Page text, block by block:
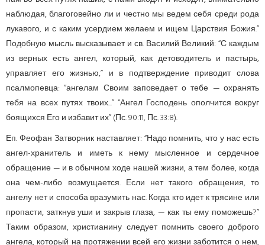
наблюдая, благоговейно ли и честно мы ведем себя среди рода
лукавого, и с каким усердием желаем и ищем Царствия Божия.”
Подобную мысль высказывает и св. Василий Великий: “С каждым
из верных есть ангел, который, как детоводитель и пастырь,
управляет его жизнью,” и в подтверждение приводит слова
псалмопевца: “ангелам Своим заповедает о тебе — охранять
тебя на всех путях твоих...” “Ангел Господень ополчится вокруг
боящихся Его и избавит их” (Пс. 90:11, Пс. 33:8).
Еп. Феофан Затворник наставляет: “Надо помнить, что у нас есть
ангел-хранитель и иметь к нему мысленное и сердечное
обращение — и в обычном ходе нашей жизни, а тем более, когда
она чем-либо возмущается. Если нет такого обращения, то
ангелу нет и способа вразумить нас. Когда кто идет к трясине или
пропасти, заткнув уши и закрыв глаза, — как ты ему поможешь?”
Таким образом, христианину следует помнить своего доброго
ангела, который на протяжении всей его жизни заботится о нем,